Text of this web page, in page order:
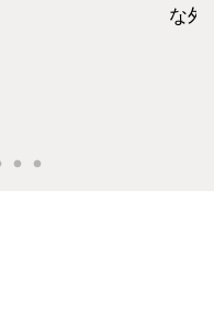
な外